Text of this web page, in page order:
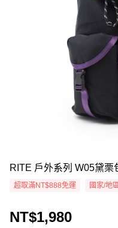
RITE 戶外系列 W05黛
超取滿NT$888免運 國家/地
NT$1,980